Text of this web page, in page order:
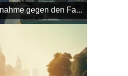
gegen den Fa...